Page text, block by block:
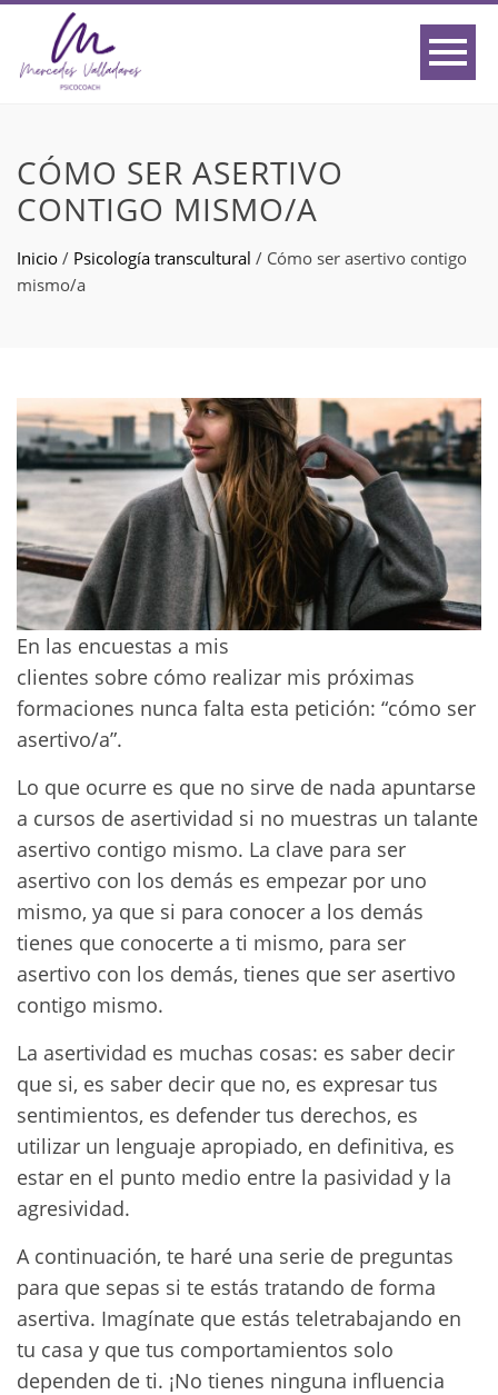
CÓMO SER ASERTIVO
CONTIGO MISMO/A
Inicio / Psicología transcultural / Cómo ser asertivo contigo
mismo/a
En las encuestas a mis
clientes sobre cómo realizar mis próximas
formaciones nunca falta esta petición: “cómo ser
asertivo/a”.
Lo que ocurre es que no sirve de nada apuntarse
a cursos de asertividad si no muestras un talante
asertivo contigo mismo. La clave para ser
asertivo con los demás es empezar por uno
mismo, ya que si para conocer a los demás
tienes que conocerte a ti mismo, para ser
asertivo con los demás, tienes que ser asertivo
contigo mismo.
La asertividad es muchas cosas: es saber decir
que si, es saber decir que no, es expresar tus
sentimientos, es defender tus derechos, es
utilizar un lenguaje apropiado, en definitiva, es
estar en el punto medio entre la pasividad y la
agresividad.
A continuación, te haré una serie de preguntas
para que sepas si te estás tratando de forma
asertiva. Imagínate que estás teletrabajando en
tu casa y que tus comportamientos solo
dependen de ti. ¡No tienes ninguna influencia